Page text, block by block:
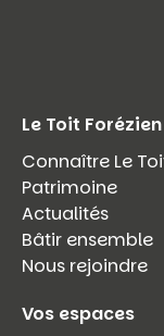
Le Toit Forézien
Connaître Le
Patrimoine
Actualités
Bâtir ensemble
Nous rejoindre
Vos espaces